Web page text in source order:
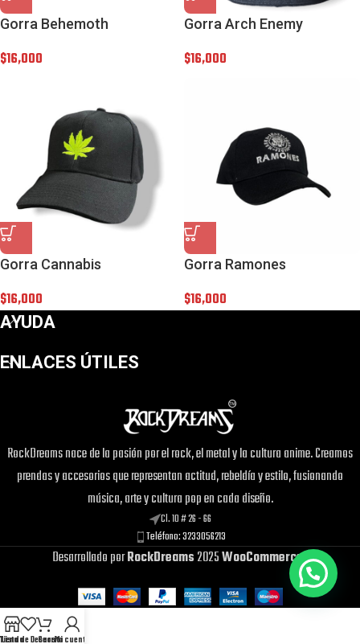
Gorra Behemoth
$16,000
Gorra Arch Enemy
$16,000
Gorra Cannabis
$16,000
Gorra Ramones
$16,000
AYUDA
ENLACES ÚTILES
RockDreams nace de la pasión por el rock, el metal y la cultura anime. Creamos
prendas y accesorios que representan actitud, rebeldía y estilo, fusionando
música, arte y cultura pop en cada diseño.
Cl. 10 # 26 - 66
Teléfono: 3233056213
Desarrollado porRockDreams2025WooCommerce.
Tienda
Lista de Deseos
CarritoMi cuenta
Maleta Peluche Stitch
puede ser
tuyo solo por$32,000!
Si tienes alguna duda, pregúntanos.